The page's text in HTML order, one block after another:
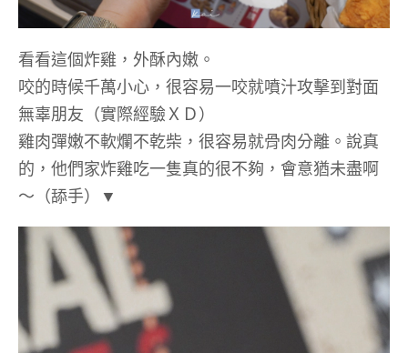
看看這個炸雞，外酥內嫩。
咬的時候千萬小心，很容易一咬就噴汁攻擊到對面
無辜朋友（實際經驗ＸＤ）
雞肉彈嫩不軟爛不乾柴，很容易就骨肉分離。說真
的，他們家炸雞吃一隻真的很不夠，會意猶未盡啊
～（舔手）▼